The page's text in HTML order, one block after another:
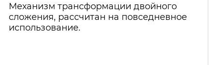
Механизм трансформации двойного
сложения, рассчитан на повседневное
использование.